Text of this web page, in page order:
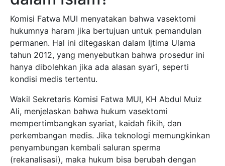
Komisi Fatwa MUI menyatakan bahwa vasektomi
hukumnya haram jika bertujuan untuk pemandulan
permanen. Hal ini ditegaskan dalam Ijtima Ulama
tahun 2012, yang menyebutkan bahwa prosedur ini
hanya dibolehkan jika ada alasan syar’i, seperti
kondisi medis tertentu.
Wakil Sekretaris Komisi Fatwa MUI, KH Abdul Muiz
Ali, menjelaskan bahwa hukum vasektomi
mempertimbangkan syariat, kaidah fikih, dan
perkembangan medis. Jika teknologi memungkinkan
penyambungan kembali saluran sperma
(rekanalisasi), maka hukum bisa berubah dengan